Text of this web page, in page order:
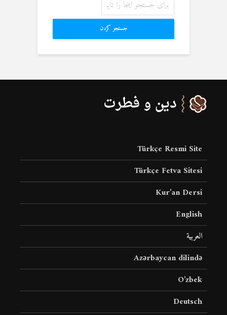
جستجو کردن
Türkçe Resmi Site
Türkçe Fetva Sitesi
Kur’an Dersi
English
العربية
Azərbaycan dilində
O’zbek
Deutsch